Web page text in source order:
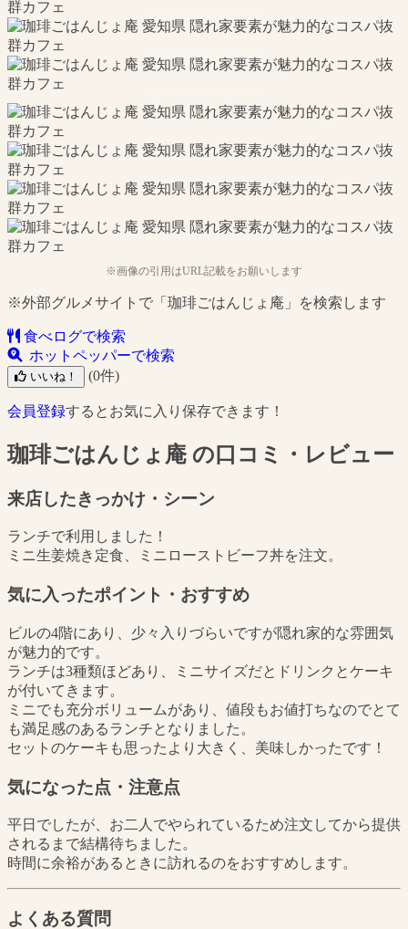
cafe-coffee-lab.com
cafe-coffee-lab.com
※画像の引用はURL記載をお願いします
※外部グルメサイトで「珈琲ごはんじょ庵」を検索します
食べログで検索
ホットペッパーで検索
いいね！ (0件)
会員登録するとお気に入り保存できます！
珈琲ごはんじょ庵 の口コミ・レビュー
来店したきっかけ・シーン
ランチで利用しました！
ミニ生姜焼き定食、ミニローストビーフ丼を注文。
気に入ったポイント・おすすめ
ビルの4階にあり、少々入りづらいですが隠れ家的な雰囲気
が魅力的です。
ランチは3種類ほどあり、ミニサイズだとドリンクとケーキ
が付いてきます。
ミニでも充分ボリュームがあり、値段もお値打ちなのでとて
も満足感のあるランチとなりました。
セットのケーキも思ったより大きく、美味しかったです！
気になった点・注意点
平日でしたが、お二人でやられているため注文してから提供
されるまで結構待ちました。
時間に余裕があるときに訪れるのをおすすめします。
よくある質問